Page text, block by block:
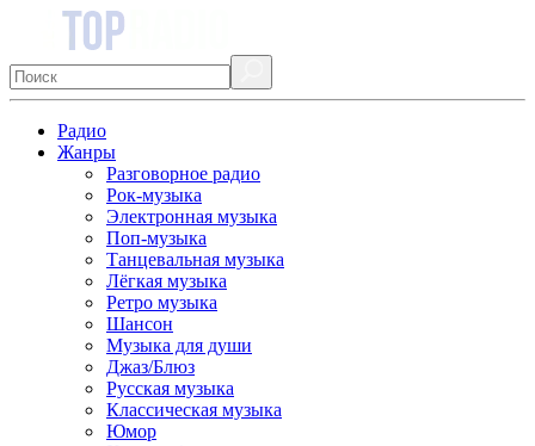
Радио
Жанры
Разговорное радио
Рок-музыка
Электронная музыка
Поп-музыка
Танцевальная музыка
Лёгкая музыка
Ретро музыка
Шансон
Музыка для души
Джаз/Блюз
Русская музыка
Классическая музыка
Юмор